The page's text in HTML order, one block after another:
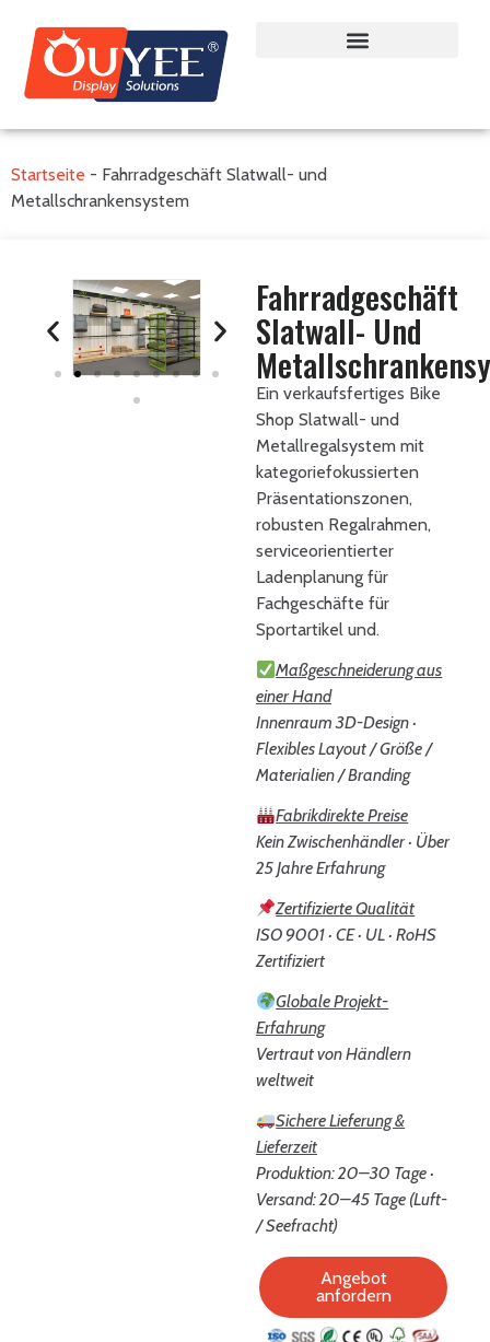
Startseite - Fahrradgeschäft Slatwall- und
Metallschrankensystem
Fahrradgeschäft
Slatwall- Und
Ein verkaufsfertiges Bike
Shop Slatwall- und
Metallregalsystem mit
kategoriefokussierten
Präsentationszonen,
robusten Regalrahmen,
serviceorientierter
Ladenplanung für
Fachgeschäfte für
Sportartikel und.
Maßgeschneiderung aus
einer Hand
Innenraum 3D-Design ·
Flexibles Layout / Größe /
Materialien / Branding
Fabrikdirekte Preise
Kein Zwischenhändler · Über
25 Jahre Erfahrung
Zertifizierte Qualität
ISO 9001 · CE · UL · RoHS
Zertifiziert
Globale Projekt-
Erfahrung
Vertraut von Händlern
weltweit
Sichere Lieferung &
Lieferzeit
Produktion: 20–30 Tage ·
Versand: 20–45 Tage (Luft-
/ Seefracht)
Angebot
anfordern